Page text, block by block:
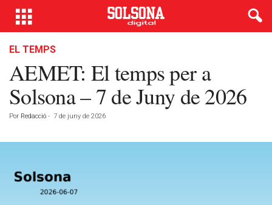
EL TEMPS
AEMET: El temps per a
Solsona – 7 de Juny de 2026
Por Redacció - 7 de juny de 2026